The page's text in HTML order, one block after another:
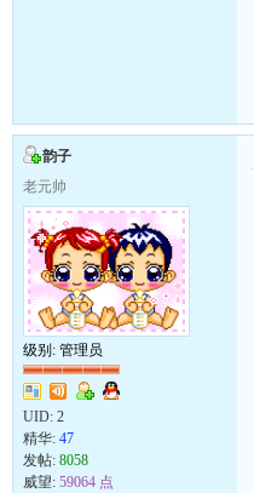
韵子
老元帅
级别: 管理员
UID: 2
精华: 47
发帖: 8058
威望: 59064 点